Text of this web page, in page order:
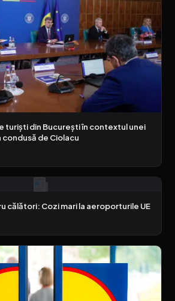
turiști din București în contextul unei
de Ciolacu
călători: Cozi mari la aeroporturile UE